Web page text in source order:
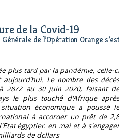
de la Covid-19
de l’Opération Orange s’est
plus tard par la pandémie, celle-ci
aujourd'hui. Le nombre des décès
2872 au 30 juin 2020, faisant de
le plus touché d'Afrique après
économique a poussé le
à accorder un prêt de 2,8
égyptien en mai et à s'engager
de dollars.